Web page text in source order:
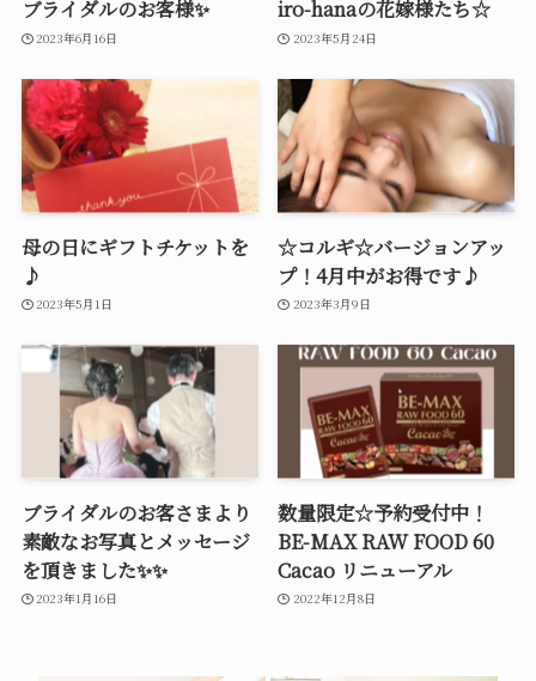
ブライダルのお客様✨
2023年6月16日
iro-hanaの花嫁様たち☆
2023年5月24日
母の日にギフトチケットを
♪
2023年5月1日
☆コルギ☆バージョンアッ
プ！4月中がお得です♪
2023年3月9日
ブライダルのお客さまより
素敵なお写真とメッセージ
を頂きました✨✨
2023年1月16日
数量限定☆予約受付中！
BE-MAX RAW FOOD 60
Cacao リニューアル
2022年12月8日